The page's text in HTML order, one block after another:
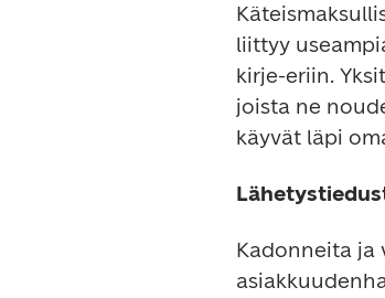
liittyy
kirje-eriin.
joista ne
käyvät läpi
Kadonneita ja